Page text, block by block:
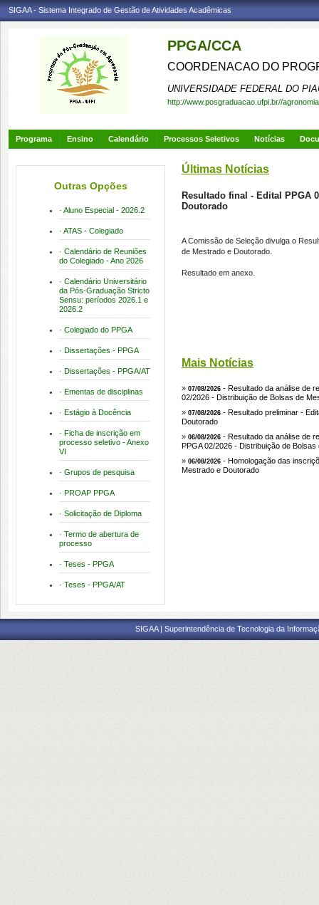
SIGAA - Sistema Integrado de Gestão de Atividades Acadêmicas
PPGA/CCA
COORDENACAO DO
UNIVERSIDADE FEDERAL DO
http://www.posgraduacao.ufpi.br//agronomia
Programa Ensino Calendário Processos Seletivos Notícias
Outras Opções
· Aluno Especial - 2026.2
· ATAS - Colegiado
· Calendário de Reuniões
do Colegiado - Ano 2026
· Calendário Universitário
da Pós-Graduação Stricto
Sensu: períodos 2026.1 e
2026.2
· Colegiado do PPGA
· Dissertações - PPGA
· Dissertações - PPGA/AT
· Ementas de disciplinas
· Estágio à Docência
· Ficha de inscrição em
processo seletivo - Anexo
VI
· Grupos de pesquisa
· PROAP PPGA
· Solicitação de Diploma
· Termo de abertura de
processo
· Teses - PPGA
· Teses - PPGA/AT
Últimas Notícias
Resultado final - Edital PPGA
Doutorado
A Comissão de Seleção divulga o
de Mestrado e Doutorado.
Resultado em anexo.
Mais Notícias
» 07/08/2026 - Resultado da análise de
02/2026 - Distribuição de Bolsas de
» 07/08/2026 - Resultado preliminar -
Doutorado
» 06/08/2026 - Resultado da análise de
PPGA 02/2026 - Distribuição de
» 06/08/2026 - Homologação das
Mestrado e Doutorado
SIGAA | Superintendência de Tecnologia da